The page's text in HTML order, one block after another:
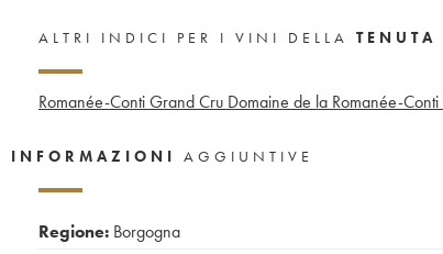
ALTRI INDICI PER I VINI DELLA TENUTA
Romanée-Conti Grand Cru Domaine de la Romanée-Conti
INFORMAZIONI AGGIUNTIVE
Regione: Borgogna